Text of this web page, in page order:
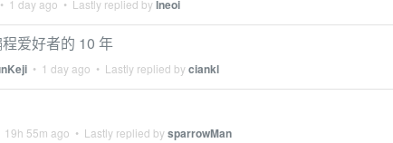
• 1 day ago • Lastly replied bylneoi
爱好者的 10 年
• 1 day ago • Lastly replied byciankl
19h 55m ago • Lastly replied bysparrowMan